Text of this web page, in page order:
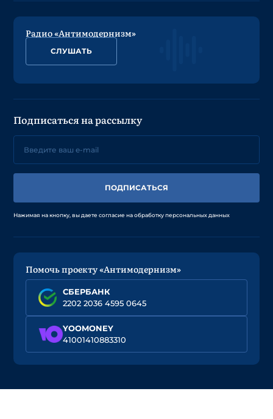
Радио «Антимодернизм»
СЛУШАТЬ
Подписаться на рассылку
ПОДПИСАТЬСЯ
Нажимая на кнопку, вы даете согласие на обработку персональных данных
Помочь проекту «Антимодернизм»
СБЕРБАНК
2202 2036 4595 0645
YOOMONEY
41001410883310